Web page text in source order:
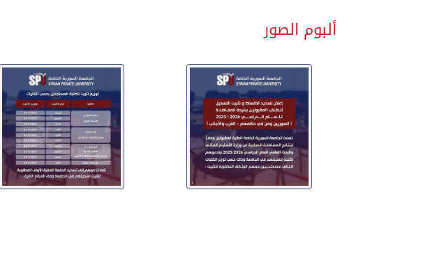
ألبوم الصور